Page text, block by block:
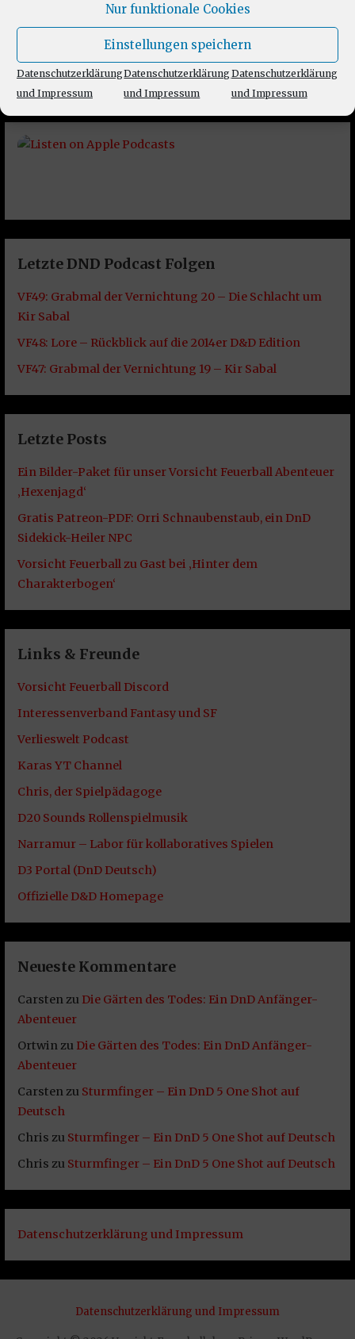
Nur funktionale Cookies
Einstellungen speichern
Datenschutzerklärung
und Impressum
Datenschutzerklärung
und Impressum
Datenschutzerklärung
und Impressum
Letzte DND Podcast Folgen
VF49: Grabmal der Vernichtung 20 – Die Schlacht um
Kir Sabal
VF48: Lore – Rückblick auf die 2014er D&D Edition
VF47: Grabmal der Vernichtung 19 – Kir Sabal
Letzte Posts
Ein Bilder-Paket für unser Vorsicht Feuerball Abenteuer
‚Hexenjagd‘
Gratis Patreon-PDF: Orri Schnaubenstaub, ein DnD
Sidekick-Heiler NPC
Vorsicht Feuerball zu Gast bei ‚Hinter dem
Charakterbogen‘
Links & Freunde
Vorsicht Feuerball Discord
Interessenverband Fantasy und SF
Verlieswelt Podcast
Karas YT Channel
Chris, der Spielpädagoge
D20 Sounds Rollenspielmusik
Narramur – Labor für kollaboratives Spielen
D3 Portal (DnD Deutsch)
Offizielle D&D Homepage
Neueste Kommentare
Carstenzu Die Gärten des Todes: Ein DnD Anfänger-
Abenteuer
Ortwinzu Die Gärten des Todes: Ein DnD Anfänger-
Abenteuer
Carstenzu Sturmfinger – Ein DnD 5 One Shot auf
Deutsch
Chris zu Sturmfinger – Ein DnD 5 One Shot auf Deutsch
Chris zu Sturmfinger – Ein DnD 5 One Shot auf Deutsch
Datenschutzerklärung und Impressum
Datenschutzerklärung und Impressum